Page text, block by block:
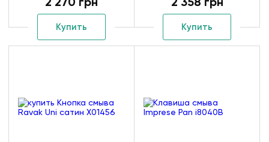
Купить Купить